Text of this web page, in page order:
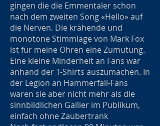
gingen die die Emmentaler schon
nach dem zweiten Song «Hello» auf
die Nerven. Die krähende und
monotone Stimmlage von Mark Fox
ist für meine Ohren eine Zumutung.
Eine kleine Minderheit an Fans war
anhand der T-Shirts auszumachen. In
der Legion an Hammerfall-Fans
waren sie aber nicht mehr als die
sinnbildlichen Gallier im Publikum,
einfach ohne Zaubertrank